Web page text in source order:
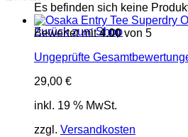
Es befinden sich keine
Zurück zum Shop
Bewertet mit4.00von 5
Ungeprüfte
29,00 €
inkl. 19 % MwSt.
zzgl. Versandkosten